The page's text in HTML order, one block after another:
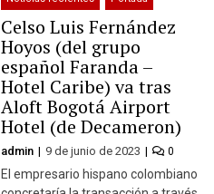
Celso Luis Fernández
Hoyos (del grupo
español Faranda –
Hotel Caribe) va tras
Aloft Bogotá Airport
Hotel (de Decameron)
admin 9 de junio de 2023 0
El empresario hispano colombiano